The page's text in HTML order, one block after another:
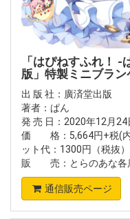
「はぴねすふれ！ -
版」特製ミニブラン
出 版 社：廣済堂出版
著者：ぱん
発 売 日：2020年12月24
価 格：5,664円+税(内
ット代：1300円（
販 売：とらのあな各
通信販売ページ